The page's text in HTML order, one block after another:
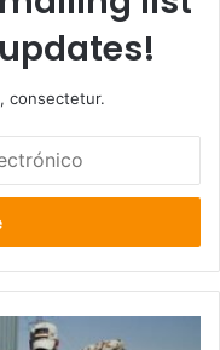
consectetur.